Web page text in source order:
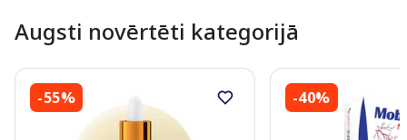
Augsti novērtēti kategorijā
-55% -40%